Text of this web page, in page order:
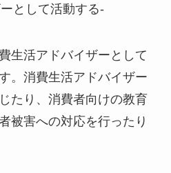
として活動する-
生活アドバイザーとして
。消費生活アドバイザー
たり、消費者向けの教育
被害への対応を行ったり